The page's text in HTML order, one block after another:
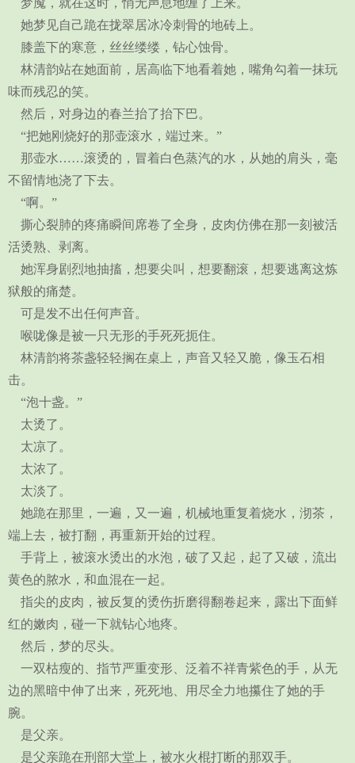
梦魇，就在这时，悄无声息地缠了上来。
她梦见自己跪在拢翠居冰冷刺骨的地砖上。
膝盖下的寒意，丝丝缕缕，钻心蚀骨。
林清韵站在她面前，居高临下地看着她，嘴角勾着一抹玩
味而残忍的笑。
然后，对身边的春兰抬了抬下巴。
“把她刚烧好的那壶滚水，端过来。”
那壶水……滚烫的，冒着白色蒸汽的水，从她的肩头，毫
不留情地浇了下去。
“啊。”
撕心裂肺的疼痛瞬间席卷了全身，皮肉仿佛在那一刻被活
活烫熟、剥离。
她浑身剧烈地抽搐，想要尖叫，想要翻滚，想要逃离这炼
狱般的痛楚。
可是发不出任何声音。
喉咙像是被一只无形的手死死扼住。
林清韵将茶盏轻轻搁在桌上，声音又轻又脆，像玉石相
击。
“泡十盏。”
太烫了。
太凉了。
太浓了。
太淡了。
她跪在那里，一遍，又一遍，机械地重复着烧水，沏茶，
端上去，被打翻，再重新开始的过程。
手背上，被滚水烫出的水泡，破了又起，起了又破，流出
黄色的脓水，和血混在一起。
指尖的皮肉，被反复的烫伤折磨得翻卷起来，露出下面鲜
红的嫩肉，碰一下就钻心地疼。
然后，梦的尽头。
一双枯瘦的、指节严重变形、泛着不祥青紫色的手，从无
边的黑暗中伸了出来，死死地、用尽全力地攥住了她的手
腕。
是父亲。
是父亲跪在刑部大堂上，被水火棍打断的那双手。